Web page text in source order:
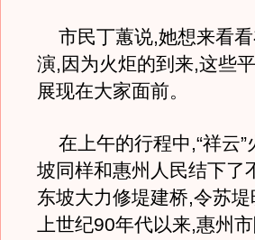
市民丁蕙说,她想来看看
演,因为火炬的到来,这些
展现在大家面前。
在上午的行程中,“祥云”
坡同样和惠州人民结下
东坡大力修堤建桥,令苏
上世纪90年代以来,惠州